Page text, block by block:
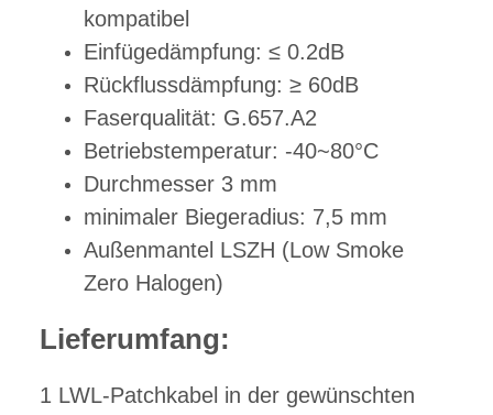
kompatibel
Einfügedämpfung: ≤ 0.2dB
Rückflussdämpfung: ≥ 60dB
Faserqualität: G.657.A2
Betriebstemperatur: -40~80°C
Durchmesser 3 mm
minimaler Biegeradius: 7,5 mm
Außenmantel LSZH (Low Smoke
Zero Halogen)
Lieferumfang:
1 LWL-Patchkabel in der gewünschten